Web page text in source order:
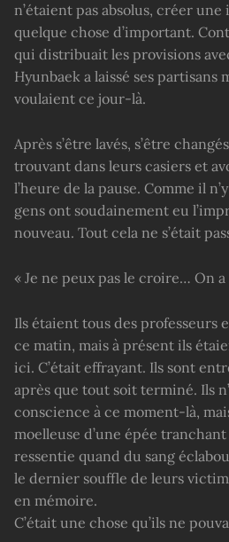
n’étaient pas absolus, créer
quelque chose d’important.
qui distribuait les provisions
Hyunbaek a laissé ses partisans
voulaient ce jour-là.
Après s’être lavés, s’être
trouvant dans leurs casiers et
l’heure de la pause. Comme il
gens ont soudainement eu
nouveau. Tout cela ne s’était
« Je ne peux pas le croire… On a
Ils étaient tous des professeurs
ce matin, mais à présent ils
ici. C’était effrayant. Ils sont
après que tout soit terminé. Ils
conscience à ce moment-là,
moelleuse d’une épée
ressentie quand du sang
le dernier souffle de leurs
en mémoire.
C’était une chose qu’ils ne